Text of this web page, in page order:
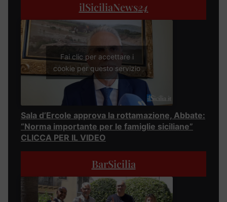
ilSiciliaNews24
Fai clic per accettare i
cookie per questo servizio
Sala d’Ercole approva la rottamazione, Abbate:
“Norma importante per le famiglie siciliane”
CLICCA PER IL VIDEO
BarSicilia